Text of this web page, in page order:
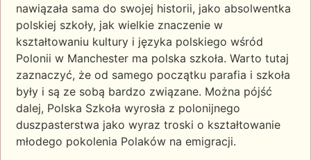
nawiązała sama do swojej historii, jako absolwentka
polskiej szkoły, jak wielkie znaczenie w
kształtowaniu kultury i języka polskiego wśród
Polonii w Manchester ma polska szkoła. Warto tutaj
zaznaczyć, że od samego początku parafia i szkoła
były i są ze sobą bardzo związane. Można pójść
dalej, Polska Szkoła wyrosła z polonijnego
duszpasterstwa jako wyraz troski o kształtowanie
młodego pokolenia Polaków na emigracji.